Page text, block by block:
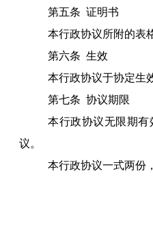
第五条 证明书
本行政协议所附的表
第六条 生效
本行政协议于协定生
第七条 协议期限
本行政协议无限期
议。
本行政协议一式两份